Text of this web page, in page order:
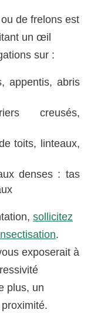
de frelons est
un œil
sur :
appentis, abris
creusés,
toits, linteaux,
denses : tas
sollicitez
.
exposerait à
plus, un